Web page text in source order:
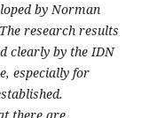
by Norman
research results
clearly by the IDN
especially for